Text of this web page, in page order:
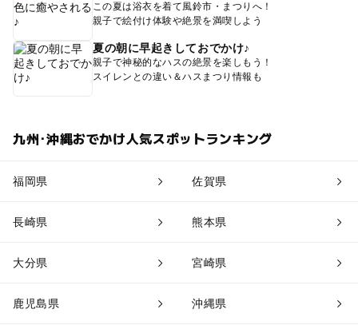
この夏は浴衣を着て風鈴市・まつりへ！
親子で絵付け体験や絶景を満喫しよう
夏の朝に早起きしておでかけ♪
親子で神秘的なハスの絶景を楽しもう！
スイレンとの違い＆ハスまつり情報も
九州･沖縄おでかけ人気スポットランキング
福岡県 佐賀県
長崎県 熊本県
大分県 宮崎県
鹿児島県 沖縄県